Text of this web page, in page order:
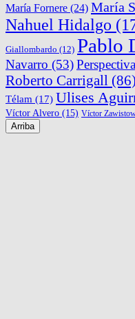
María Fornere (24) María
Nahuel Hidalgo
Giallombardo (12) Pablo
Navarro (53)
Roberto Carrigall (86)
Télam (17) Ulises
Víctor Alvero (15) Víctor
Arriba